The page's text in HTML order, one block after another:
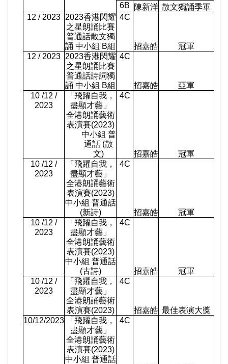
6B
陳新洋 散文獨誦季軍
12 / 2023 2023香港閃耀
之星朗誦比賽
普通話散文獨
誦 中小組 B組
4C
招嘉皓
冠軍
12 / 2023 2023香港閃耀
之星朗誦比賽
普通話詩詞獨
誦 中小組 B組
4C
招嘉皓
亞軍
10 /12 /
2023
「飛躍自我，
盡顯才藝」
全港朗誦藝術
表演賽(2023)
中小組 普
通話 (散
文)
4C
招嘉皓
冠軍
10 /12 /
2023
「飛躍自我，
盡顯才藝」
全港朗誦藝術
表演賽(2023)
中小組 普通話
(新詩)
4C
招嘉皓
冠軍
10 /12 /
2023
「飛躍自我，
盡顯才藝」
全港朗誦藝術
表演賽(2023)
中小組 普通話
(古詩)
4C
招嘉皓
冠軍
10 /12 /
2023
「飛躍自我，
盡顯才藝」
全港朗誦藝術
表演賽(2023)
4C
招嘉皓 最佳表演大獎
10/12/2023
「飛躍自我，
盡顯才藝」
全港朗誦藝術
表演賽(2023)
中小組 普通話
4C